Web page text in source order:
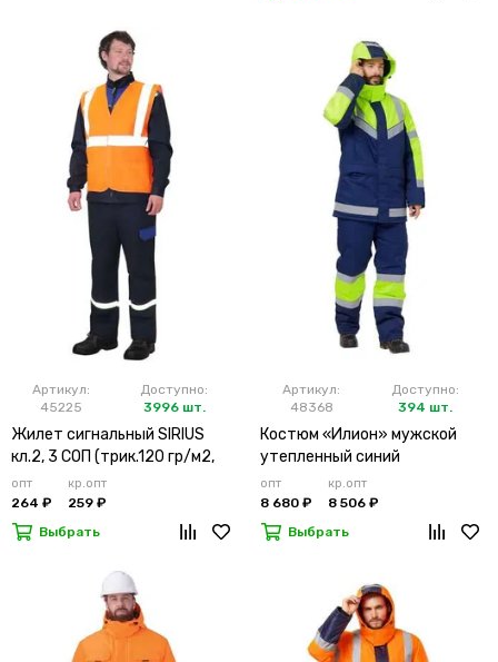
Артикул:
45225
Доступно:
3996 шт.
Жилет сигнальный SIRIUS
кл.2, 3 СОП (трик.120 гр/м2,
карманы) оранжевый
опт
264 ₽
кр.опт
259 ₽
Выбрать
Артикул:
48368
Доступно:
394 шт.
Костюм «Илион» мужской
утепленный синий
опт
8 680 ₽
кр.опт
8 506 ₽
Выбрать